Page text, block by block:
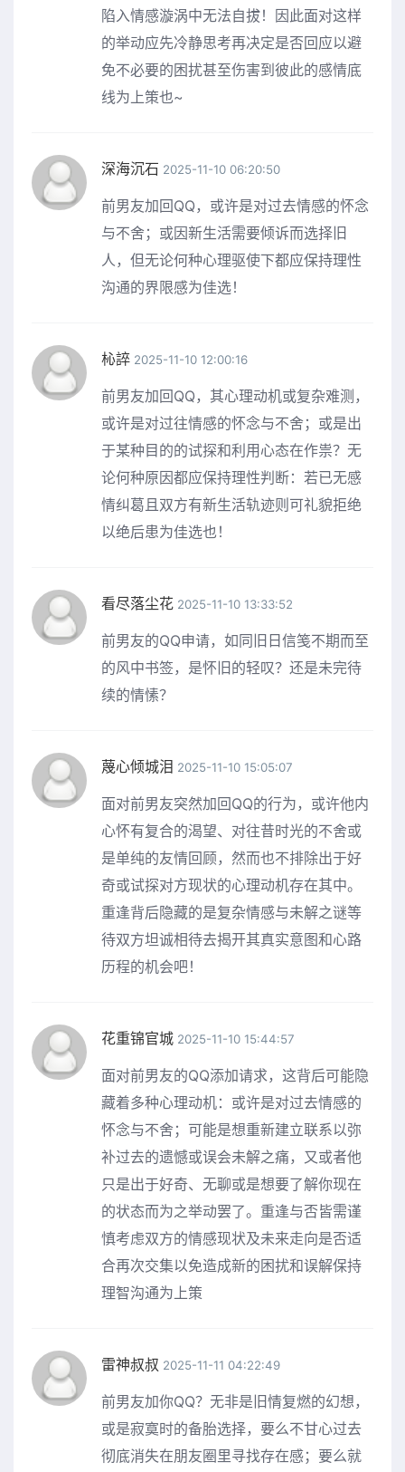
陷入情感漩涡中无法自拔！因此面对这样
的举动应先冷静思考再决定是否回应以避
免不必要的困扰甚至伤害到彼此的感情底
线为上策也~
深海沉石 2025-11-10 06:20:50
前男友加回QQ，或许是对过去情感的怀念
与不舍；或因新生活需要倾诉而选择旧
人，但无论何种心理驱使下都应保持理性
沟通的界限感为佳选！
杺誶2025-11-10 12:00:16
前男友加回QQ，其心理动机或复杂难测，
或许是对过往情感的怀念与不舍；或是出
于某种目的的试探和利用心态在作祟？无
论何种原因都应保持理性判断：若已无感
情纠葛且双方有新生活轨迹则可礼貌拒绝
以绝后患为佳选也！
看尽落尘花2025-11-10 13:33:52
前男友的QQ申请，如同旧日信笺不期而至
的风中书签，是怀旧的轻叹？还是未完待
续的情愫？
蔑心倾城泪 2025-11-10 15:05:07
面对前男友突然加回QQ的行为，或许他内
心怀有复合的渴望、对往昔时光的不舍或
是单纯的友情回顾，然而也不排除出于好
奇或试探对方现状的心理动机存在其中。
重逢背后隐藏的是复杂情感与未解之谜等
待双方坦诚相待去揭开其真实意图和心路
历程的机会吧！
花重锦官城2025-11-10 15:44:57
面对前男友的QQ添加请求，这背后可能隐
藏着多种心理动机：或许是对过去情感的
怀念与不舍；可能是想重新建立联系以弥
补过去的遗憾或误会未解之痛，又或者他
只是出于好奇、无聊或是想要了解你现在
的状态而为之举动罢了。重逢与否皆需谨
慎考虑双方的情感现状及未来走向是否适
合再次交集以免造成新的困扰和误解保持
理智沟通为上策
雷神叔叔 2025-11-11 04:22:49
前男友加你QQ？无非是旧情复燃的幻想，
或是寂寞时的备胎选择，要么不甘心过去
彻底消失在朋友圈里寻找存在感；要么就